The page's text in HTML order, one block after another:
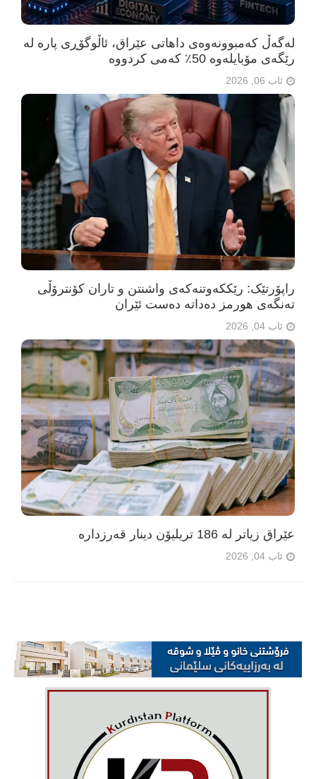
لەگەڵ کەمبوونەوەی داهاتی عێراق، ئاڵوگۆڕی پارە لە
رێگەی مۆبایلەوە 50٪ کەمی کردووە
ئاب 06, 2026
راپۆرتێک: رێککەوتنەکەی واشنتن و تاران کۆنترۆڵی
تەنگەی هورمز دەداتە دەست ئێران
ئاب 04, 2026
عێراق زیاتر لە 186 تریلیۆن دینار قەرزدارە
ئاب 04, 2026